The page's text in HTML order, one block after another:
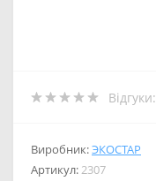
Відгуки:
Виробник:ЭКОСТАР
Артикул:2307